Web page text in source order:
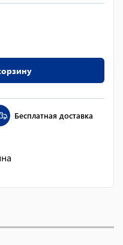
Бесплатная доставка